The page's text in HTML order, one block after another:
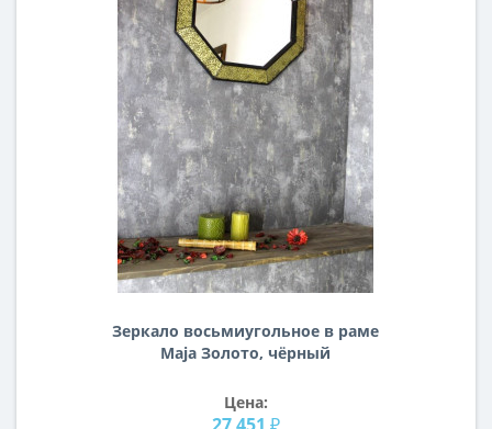
Зеркало восьмиугольное в раме
Maja Золото, чёрный
Цена: